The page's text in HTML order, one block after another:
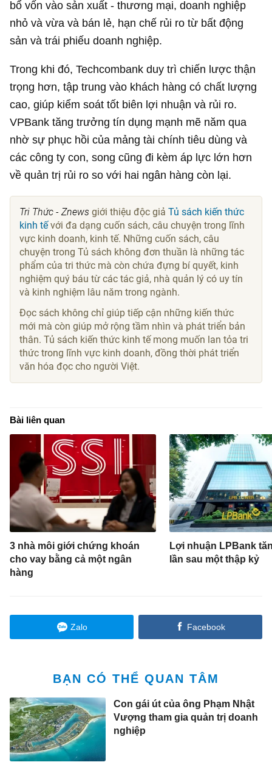
bổ vốn vào sản xuất - thương mại, doanh nghiệp
nhỏ và vừa và bán lẻ, hạn chế rủi ro từ bất động
sản và trái phiếu doanh nghiệp.
Trong khi đó, Techcombank duy trì chiến lược thận
trọng hơn, tập trung vào khách hàng có chất lượng
cao, giúp kiểm soát tốt biên lợi nhuận và rủi ro.
VPBank tăng trưởng tín dụng mạnh mẽ năm qua
nhờ sự phục hồi của mảng tài chính tiêu dùng và
các công ty con, song cũng đi kèm áp lực lớn hơn
về quản trị rủi ro so với hai ngân hàng còn lại.
Tri Thức - Znews giới thiệu độc giảTủ sách kiến thức
kinh tếvới đa dạng cuốn sách, câu chuyện trong lĩnh
vực kinh doanh, kinh tế. Những cuốn sách, câu
chuyện trong Tủ sách không đơn thuần là những tác
phẩm của tri thức mà còn chứa đựng bí quyết, kinh
nghiệm quý báu từ các tác giả, nhà quản lý có uy tín
và kinh nghiệm lâu năm trong ngành.
Đọc sách không chỉ giúp tiếp cận những kiến thức
mới mà còn giúp mở rộng tầm nhìn và phát triển bản
thân. Tủ sách kiến thức kinh tế mong muốn lan tỏa tri
thức trong lĩnh vực kinh doanh, đồng thời phát triển
văn hóa đọc cho người Việt.
Bài liên quan
3 nhà môi giới chứng khoán
cho vay bằng cả một ngân
hàng
Lợi nhuận LPBank
lần sau một thập kỷ
Zalo Facebook
BẠN CÓ THỂ QUAN TÂM
Con gái út của ông Phạm Nhật
Vượng tham gia quản trị doanh
nghiệp